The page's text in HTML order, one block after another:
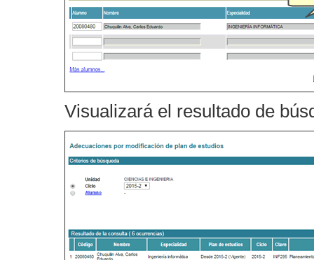
Visualizará el resultado de